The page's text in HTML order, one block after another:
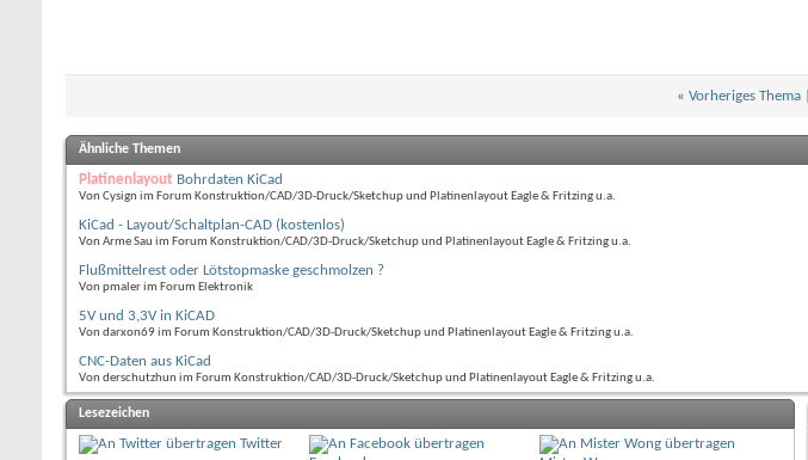
« Vorheriges Thema|
Ähnliche Themen
Platinenlayout Bohrdaten KiCad
Von Cysign im Forum Konstruktion/CAD/3D-Druck/Sketchup und Platinenlayout Eagle & Fritzing u.a.
KiCad - Layout/Schaltplan-CAD (kostenlos)
Von Arme Sau im Forum Konstruktion/CAD/3D-Druck/Sketchup und Platinenlayout Eagle & Fritzing u.a.
Flußmittelrest oder Lötstopmaske geschmolzen ?
Von pmaler im Forum Elektronik
5V und 3,3V in KiCAD
Von darxon69 im Forum Konstruktion/CAD/3D-Druck/Sketchup und Platinenlayout Eagle & Fritzing u.a.
CNC-Daten aus KiCad
Von derschutzhun im Forum Konstruktion/CAD/3D-Druck/Sketchup und Platinenlayout Eagle & Fritzing u.a.
Lesezeichen
Twitter